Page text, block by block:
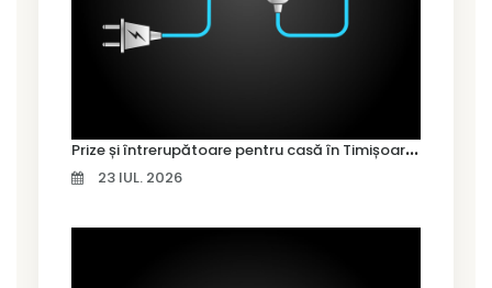
P
rize și întrerupătoare pentru casă în Timișoara – cum alegi variantele potrivite
23 IUL. 2026